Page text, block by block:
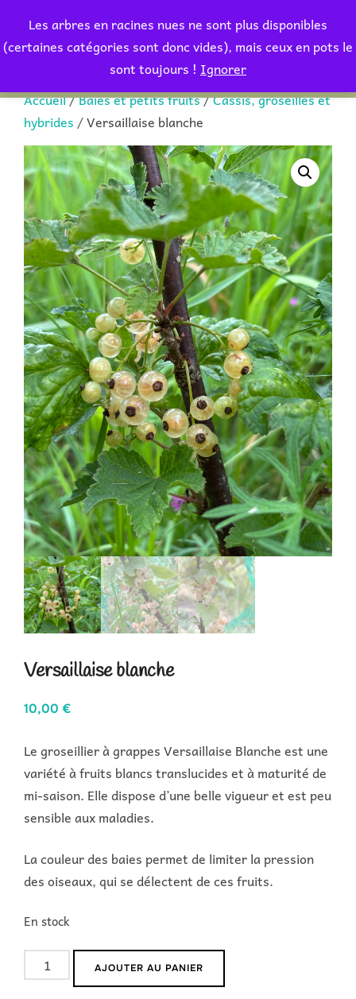
Les arbres en racines nues ne sont plus disponibles
(certaines catégories sont donc vides), mais ceux en pots le
sont toujours ! Ignorer
contenu
Rechercher :
Accueil/Baies et petits fruits/Cassis, groseilles et
hybrides / Versaillaise blanche
Versaillaise blanche
10,00 €
Le groseillier à grappes Versaillaise Blanche est une
variété à fruits blancs translucides et à maturité de
mi-saison. Elle dispose d’une belle vigueur et est peu
sensible aux maladies.
La couleur des baies permet de limiter la pression
des oiseaux, qui se délectent de ces fruits.
En stock
quantité
de
AJOUTER AU PANIER